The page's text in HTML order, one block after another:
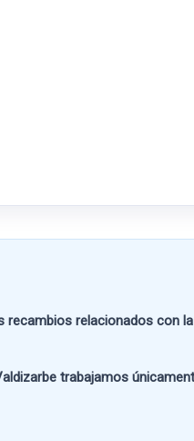
relacionados con
trabajamos